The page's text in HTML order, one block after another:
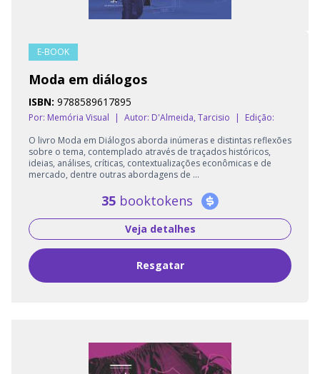
E-BOOK
Moda em diálogos
ISBN: 9788589617895
Por: Memória Visual | Autor: D'Almeida, Tarcisio |
Edição:
O livro Moda em Diálogos aborda inúmeras e distintas reflexões
sobre o tema, contemplado através de traçados históricos,
ideias, análises, críticas, contextualizações econômicas e de
mercado, dentre outras abordagens de ...
35 booktokens
Veja detalhes
Resgatar